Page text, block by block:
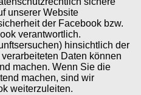
unserer Website
der Facebook bzw.
verantwortlich.
hinsichtlich der
Daten können
machen. Wenn Sie die
machen, sind wir
weiterzuleiten.